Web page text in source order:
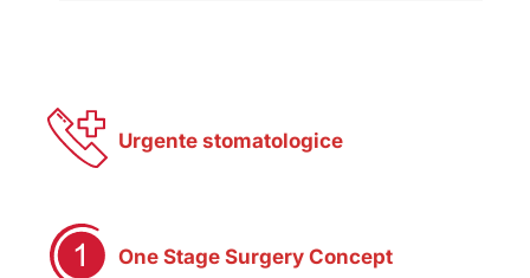
Urgente stomatologice
One Stage Surgery Concept